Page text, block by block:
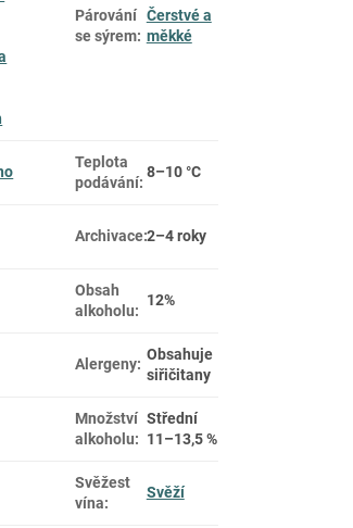
Párování
se sýrem:
Čerstvé a
měkké
Teplota
podávání:
8–10 °C
Archivace:2–4 roky
Obsah
alkoholu:
12%
Alergeny:
Obsahuje
siřičitany
Množství
alkoholu:
Střední
11–13,5 %
Svěžest
vína:
Svěží